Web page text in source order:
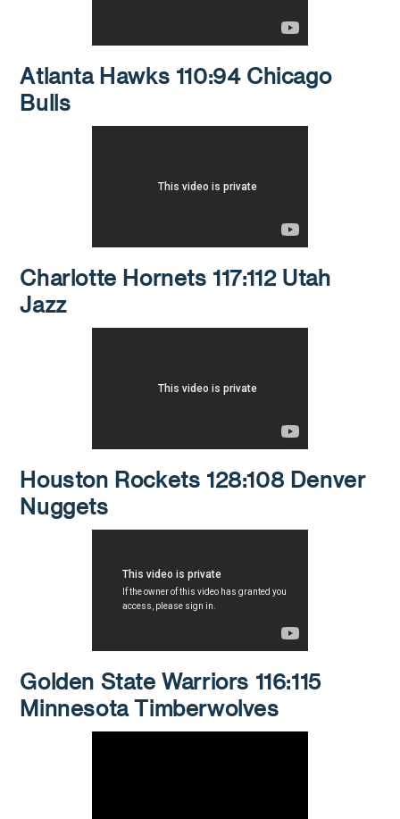
Atlanta Hawks 110:94 Chicago
Bulls
Charlotte Hornets 117:112 Utah
Jazz
Houston Rockets 128:108 Denver
Nuggets
Golden State Warriors 116:115
Minnesota Timberwolves